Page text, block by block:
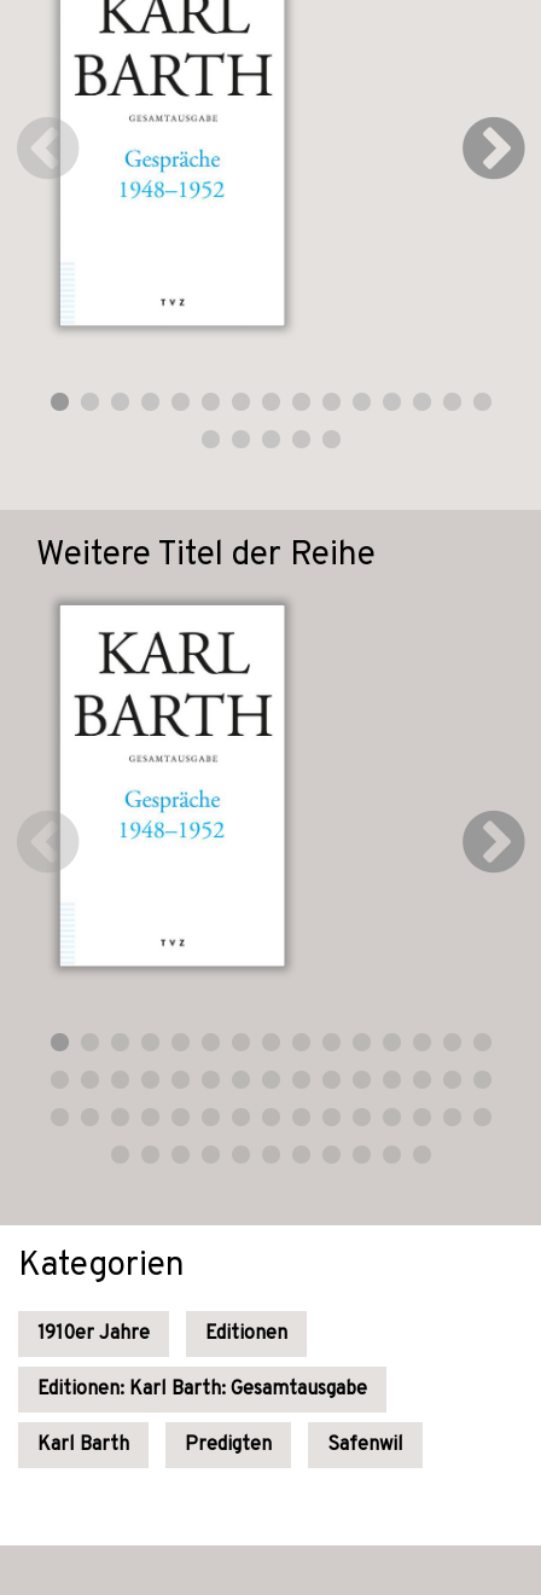
Weitere Titel der Reihe
Kategorien
1910er Jahre Editionen
Editionen: Karl Barth: Gesamtausgabe
Karl Barth Predigten Safenwil